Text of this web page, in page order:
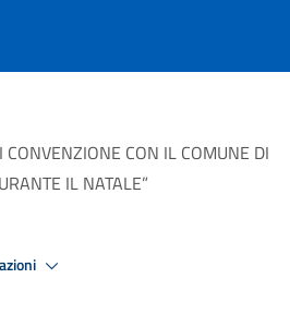
CON IL COMUNE DI
IL NATALE”